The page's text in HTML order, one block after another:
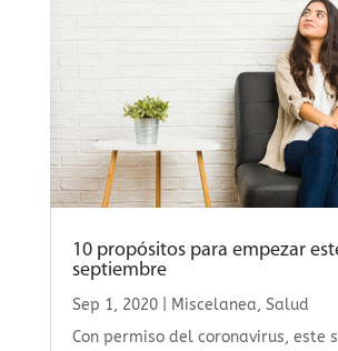
10 propósitos para empezar
septiembre
Sep 1, 2020| Miscelanea, Salud
Con permiso del coronavirus, este